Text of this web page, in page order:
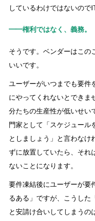
しているわけではないので
━━権利ではなく、義務。
そうです。ベンダーはこの
いいです。
ユーザーがいつまでも要件
にやってくれないとできま
分たちの生産性が低いせい
門家として「スケジュール
としましょう」と言わなけ
ずに放置していたら、それ
ないことになります。
要件凍結後にユーザーが要
るある」ですが、こうした
と安請け合いしてしまうの